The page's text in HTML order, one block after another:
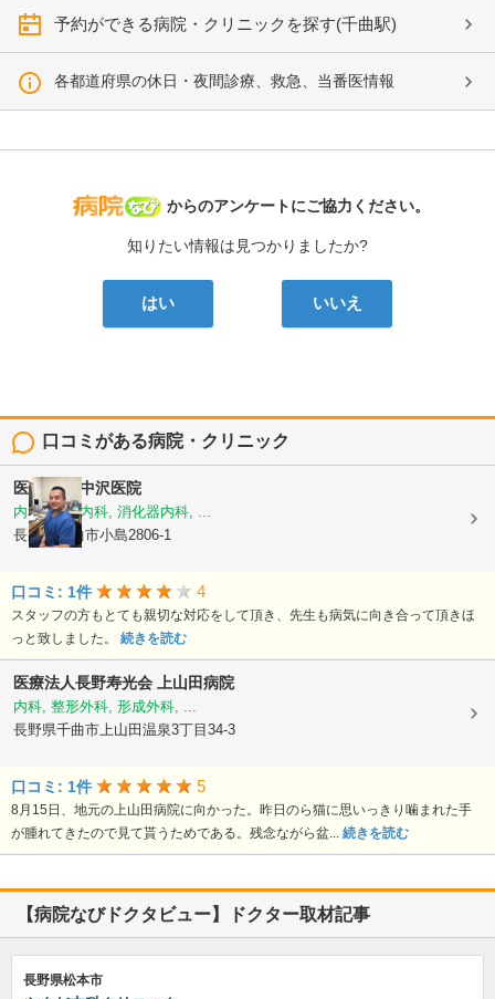
予約ができる病院・クリニックを探す(千曲駅)
各都道府県の休日・夜間診療、救急、当番医情報
病院なび
からのアンケートにご協力ください。
知りたい情報は見つかりましたか?
はい いいえ
口コミがある病院・クリニック
医療法人 中沢医院
内科, 胃腸内科, 消化器内科, ...
長野県千曲市小島2806-1
口コミ: 1件 4
スタッフの方もとても親切な対応をして頂き、先生も病気に向き合って頂きほ
っと致しました。 続きを読む
医療法人長野寿光会 上山田病院
内科, 整形外科, 形成外科, ...
長野県千曲市上山田温泉3丁目34-3
口コミ: 1件 5
8月15日、地元の上山田病院に向かった。昨日のら猫に思いっきり噛まれた手
が腫れてきたので見て貰うためである。残念ながら盆... 続きを読む
【病院なびドクタビュー】ドクター取材記事
長野県松本市